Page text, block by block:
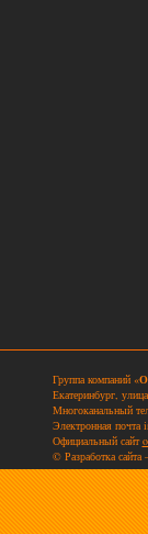
Группа компаний «
Екатеринбург,
Многоканальный
Электронная почта
Официальный сайт
© Разработка